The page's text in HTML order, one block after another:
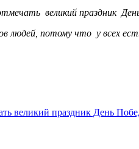
великий праздник
потому что у всех
великий праздник День